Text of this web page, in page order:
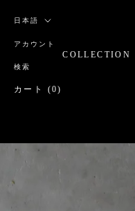
言
日本語
アカウント
検索
カート (0)
COLLECTION